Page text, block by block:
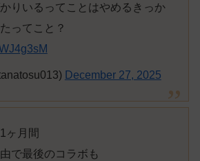
りいるってことはやめるきっか
ってこと？
December 27, 2025
ヶ月間
で最後のコラボも